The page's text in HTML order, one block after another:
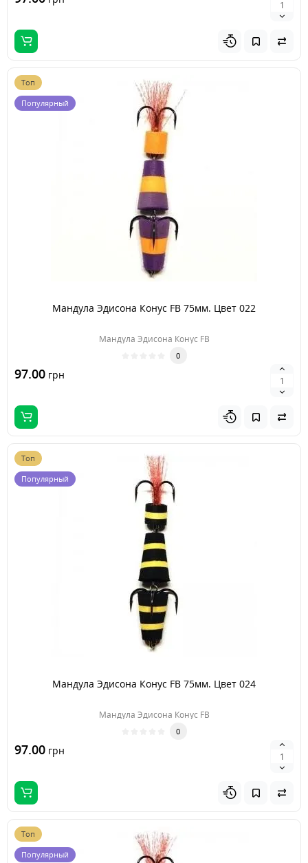
Топ
Популярный
Мандула Эдисона Конус FB 75мм. Цвет 022
Мандула Эдисона Конус FB
0
97.00 грн
Топ
Популярный
Мандула Эдисона Конус FB 75мм. Цвет 024
Мандула Эдисона Конус FB
0
97.00 грн
Топ
Популярный